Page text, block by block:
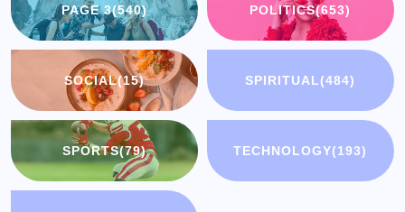
PAGE 3(540) POLITICS(653)
SOCIAL(15) SPIRITUAL(484)
SPORTS(79) TECHNOLOGY(193)